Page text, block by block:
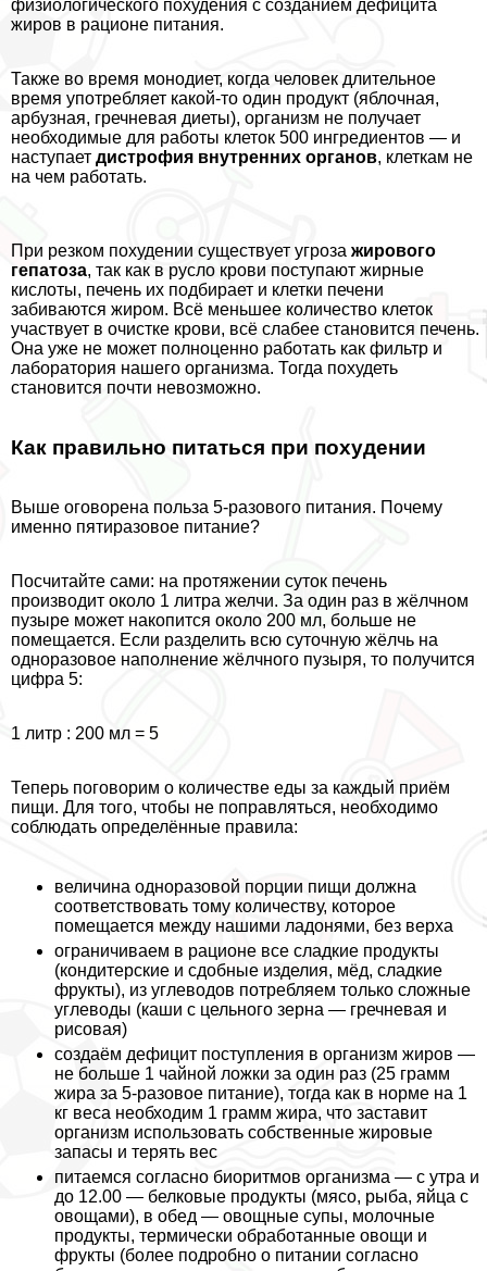
физиологического похудения с созданием дефицита
жиров в рационе питания.
Также во время монодиет, когда человек длительное
время употрeбляет какой-то один продукт (яблочная,
арбузная, гречневая диеты), организм не получает
необходимые для работы клеток 500 ингредиентов — и
наступает дистрофия внутренних органов, клеткам не
на чем работать.
При резком похудении существует угроза жирового
гепатоза, так как в русло крови поступают жирные
кислоты, печень их подбирает и клетки печени
забиваются жиром. Всё меньшее количество клеток
участвует в очистке крови, всё слабее становится печень.
Она уже не может полноценно работать как фильтр и
лаборатория нашего организма. Тогда похудеть
становится почти невозможно.
Как правильно питаться при похудении
Выше оговорена польза 5-разового питания. Почему
именно пятиразовое питание?
Посчитайте сами: на протяжении суток печень
производит около 1 литра желчи. За один раз в жёлчном
пузыре может накопится около 200 мл, больше не
помещается. Если разделить всю суточную жёлчь на
одноразовое наполнение жёлчного пузыря, то получится
цифра 5:
1 литр : 200 мл = 5
Теперь поговорим о количестве еды за каждый приём
пищи. Для того, чтобы не поправляться, необходимо
соблюдать определённые правила:
величина одноразовой порции пищи должна
соответствовать тому количеству, которое
помещается между нашими ладонями, без верха
ограничиваем в рационе все сладкие продукты
(кондитерские и сдобные изделия, мёд, сладкие
фрукты), из углеводов потрeбляем только сложные
углеводы (каши с цельного зерна — гречневая и
рисовая)
создаём дефицит поступления в организм жиров —
не больше 1 чайной ложки за один раз (25 грамм
жира за 5-разовое питание), тогда как в норме на 1
кг веса необходим 1 грамм жира, что заставит
организм использовать собственные жировые
запасы и терять вес
питаемся согласно биоритмов организма — с утра и
до 12.00 — белковые продукты (мясо, рыба, яйца с
овощами), в обед — овощные супы, молочные
продукты, термически обработанные овощи и
фрукты (более подробно о питании согласно